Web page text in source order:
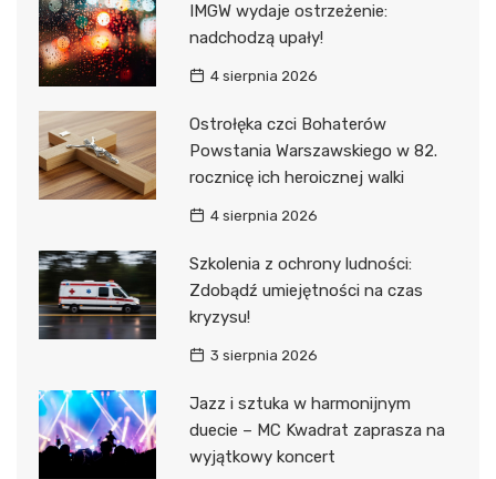
IMGW wydaje ostrzeżenie:
nadchodzą upały!
4 sierpnia 2026
Ostrołęka czci Bohaterów
Powstania Warszawskiego w 82.
rocznicę ich heroicznej walki
4 sierpnia 2026
Szkolenia z ochrony ludności:
Zdobądź umiejętności na czas
kryzysu!
3 sierpnia 2026
Jazz i sztuka w harmonijnym
duecie – MC Kwadrat zaprasza na
wyjątkowy koncert